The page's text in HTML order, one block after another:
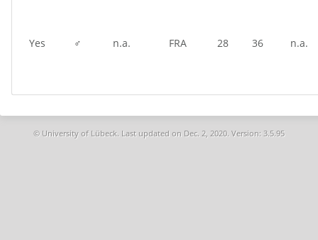
Yes ♂ n.a. FRA 28 36 n.a.
© University of Lübeck. Last updated on Dec. 2, 2020. Version: 3.5.95